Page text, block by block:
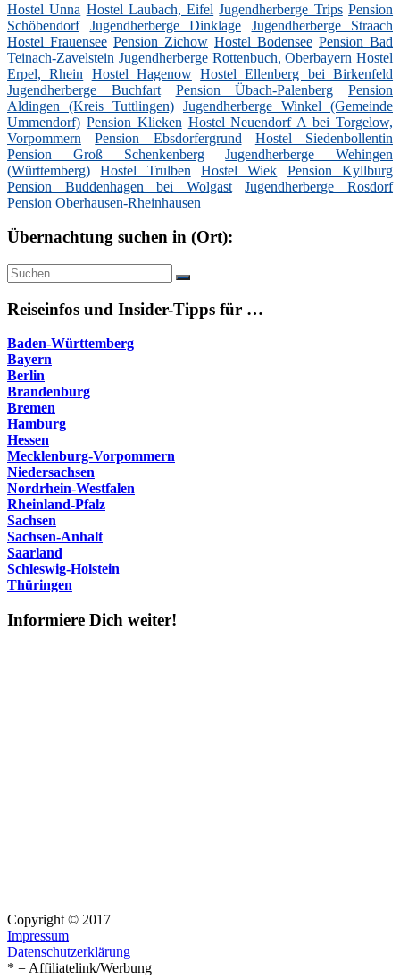
Hostel Unna Hostel Laubach, Eifel Jugendherberge Trips Pension
Schöbendorf
Jugendherberge Dinklage
Jugendherberge Straach
Hostel Frauensee Pension Zichow Hostel Bodensee Pension Bad
Teinach-Zavelstein Jugendherberge Rottenbuch, Oberbayern Hostel
Erpel, Rhein
Hostel Hagenow Hostel Ellenberg bei Birkenfeld
Jugendherberge Buchfart
Pension Übach-Palenberg
Pension
Aldingen (Kreis Tuttlingen) Jugendherberge Winkel (Gemeinde
Ummendorf) Pension Klieken Hostel Neuendorf A bei Torgelow,
Vorpommern
Pension Ebsdorfergrund
Hostel Siedenbollentin
Pension Groß Schenkenberg
Jugendherberge Wehingen
(Württemberg)
Hostel Trulben Hostel Wiek
Pension Kyllburg
Pension Buddenhagen bei Wolgast
Jugendherberge Rosdorf
Pension Oberhausen-Rheinhausen
Übernachtung suchen in (Ort):
Suche
nach:
Suchen
Reiseinfos und Insider-Tipps für …
Baden-Württemberg
Bayern
Berlin
Brandenburg
Bremen
Hamburg
Hessen
Mecklenburg-Vorpommern
Niedersachsen
Nordrhein-Westfalen
Rheinland-Pfalz
Sachsen
Sachsen-Anhalt
Saarland
Schleswig-Holstein
Thüringen
Informiere Dich weiter!
Copyright © 2017
Impressum
Datenschutzerklärung
* = Affiliatelink/Werbung